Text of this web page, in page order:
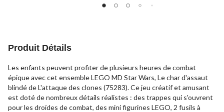
5.
Produit Détails
Les enfants peuvent profiter de plusieurs heures de combat
épique avec cet ensemble LEGO MD Star Wars, Le char d'assaut
blindé de L'attaque des clones (75283). Ce jeu créatif et amusant
est doté de nombreux détails réalistes : des trappes qui s'ouvrent
pour les droïdes de combat, des mini figurines LEGO, 2 fusils à